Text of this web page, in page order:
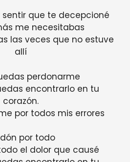
que te decepcioné
me necesitabas
las veces que no estuve
allí
perdonarme
encontrarlo en tu
corazón.
por todos mis errores
por todo
el dolor que causé